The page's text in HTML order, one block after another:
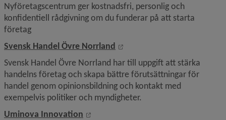
Nyföretagscentrum ger kostnadsfri, personlig och
konfidentiell rådgivning om du funderar på att starta
företag
Svensk Handel Övre Norrland
Länk till annan webbplats,
Svensk Handel Övre Norrland har till uppgift att stärka
handelns företag och skapa bättre förutsättningar för
handel genom opinionsbildning och kontakt med
exempelvis politiker och myndigheter.
Uminova Innovation
Länk till annan webbplats, öppnas i